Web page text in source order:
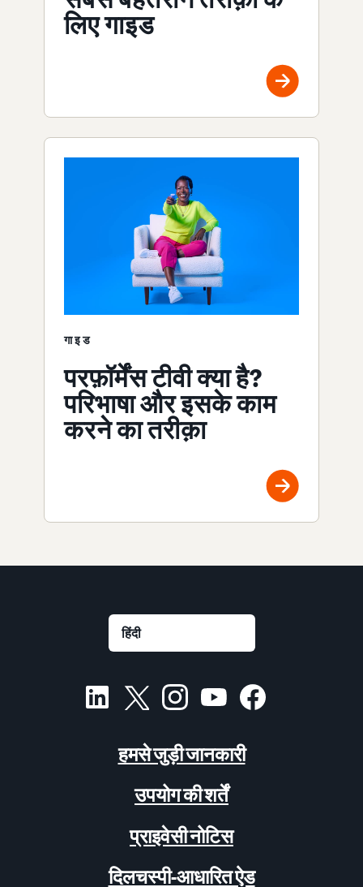
लिए गाइड
गाइड
परफ़ॉर्मेंस टीवी क्या है?
परिभाषा और इसके काम
करने का तरीक़ा
हमसे जुड़ी जानकारी
उपयोग की शर्तें
प्राइवेसी नोटिस
दिलचस्पी-आधारित ऐड